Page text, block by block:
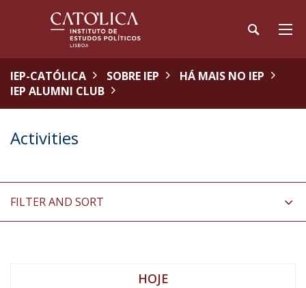
IEP-CATÓLICA SOBRE IEP
HÁ MAIS NO IEP
IEP ALUMNI CLUB
Activities
FILTER AND SORT
HOJE